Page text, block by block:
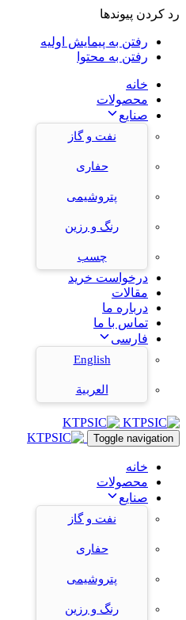
رد کردن پیوندها
رفتن به پیمایش اولیه
رفتن به محتوا
خانه
محصولات
صنایع
نفت و گاز
حفاری
پتروشیمی
رنگ و رزین
چسب
درخواست خرید
مقالات
درباره ما
تماس با ما
فارسی
English
العربية
Toggle navigation
خانه
محصولات
صنایع
نفت و گاز
حفاری
پتروشیمی
رنگ و رزین